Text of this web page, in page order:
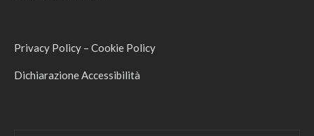
Privacy Policy – Cookie Policy
Dichiarazione Accessibilità